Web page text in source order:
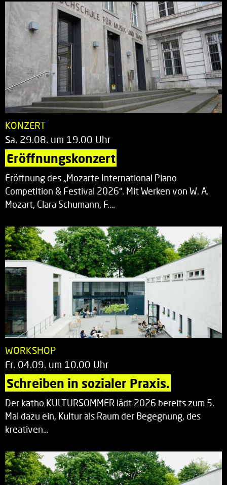
KONZERT
Sa. 29.08. um 19.00 Uhr
Eröffnungskonzert
Eröffnung des „Mozarte International Piano
Competition & Festival 2026“. Mit Werken von W. A.
Mozart, Clara Schumann, F.…
WORKSHOP
Fr. 04.09. um 10.00 Uhr
Schreiben in sozialer Praxis.
Der katho KULTURSOMMER lädt 2026 bereits zum 5.
Mal dazu ein, Kultur als Raum der Begegnung, des
kreativen…